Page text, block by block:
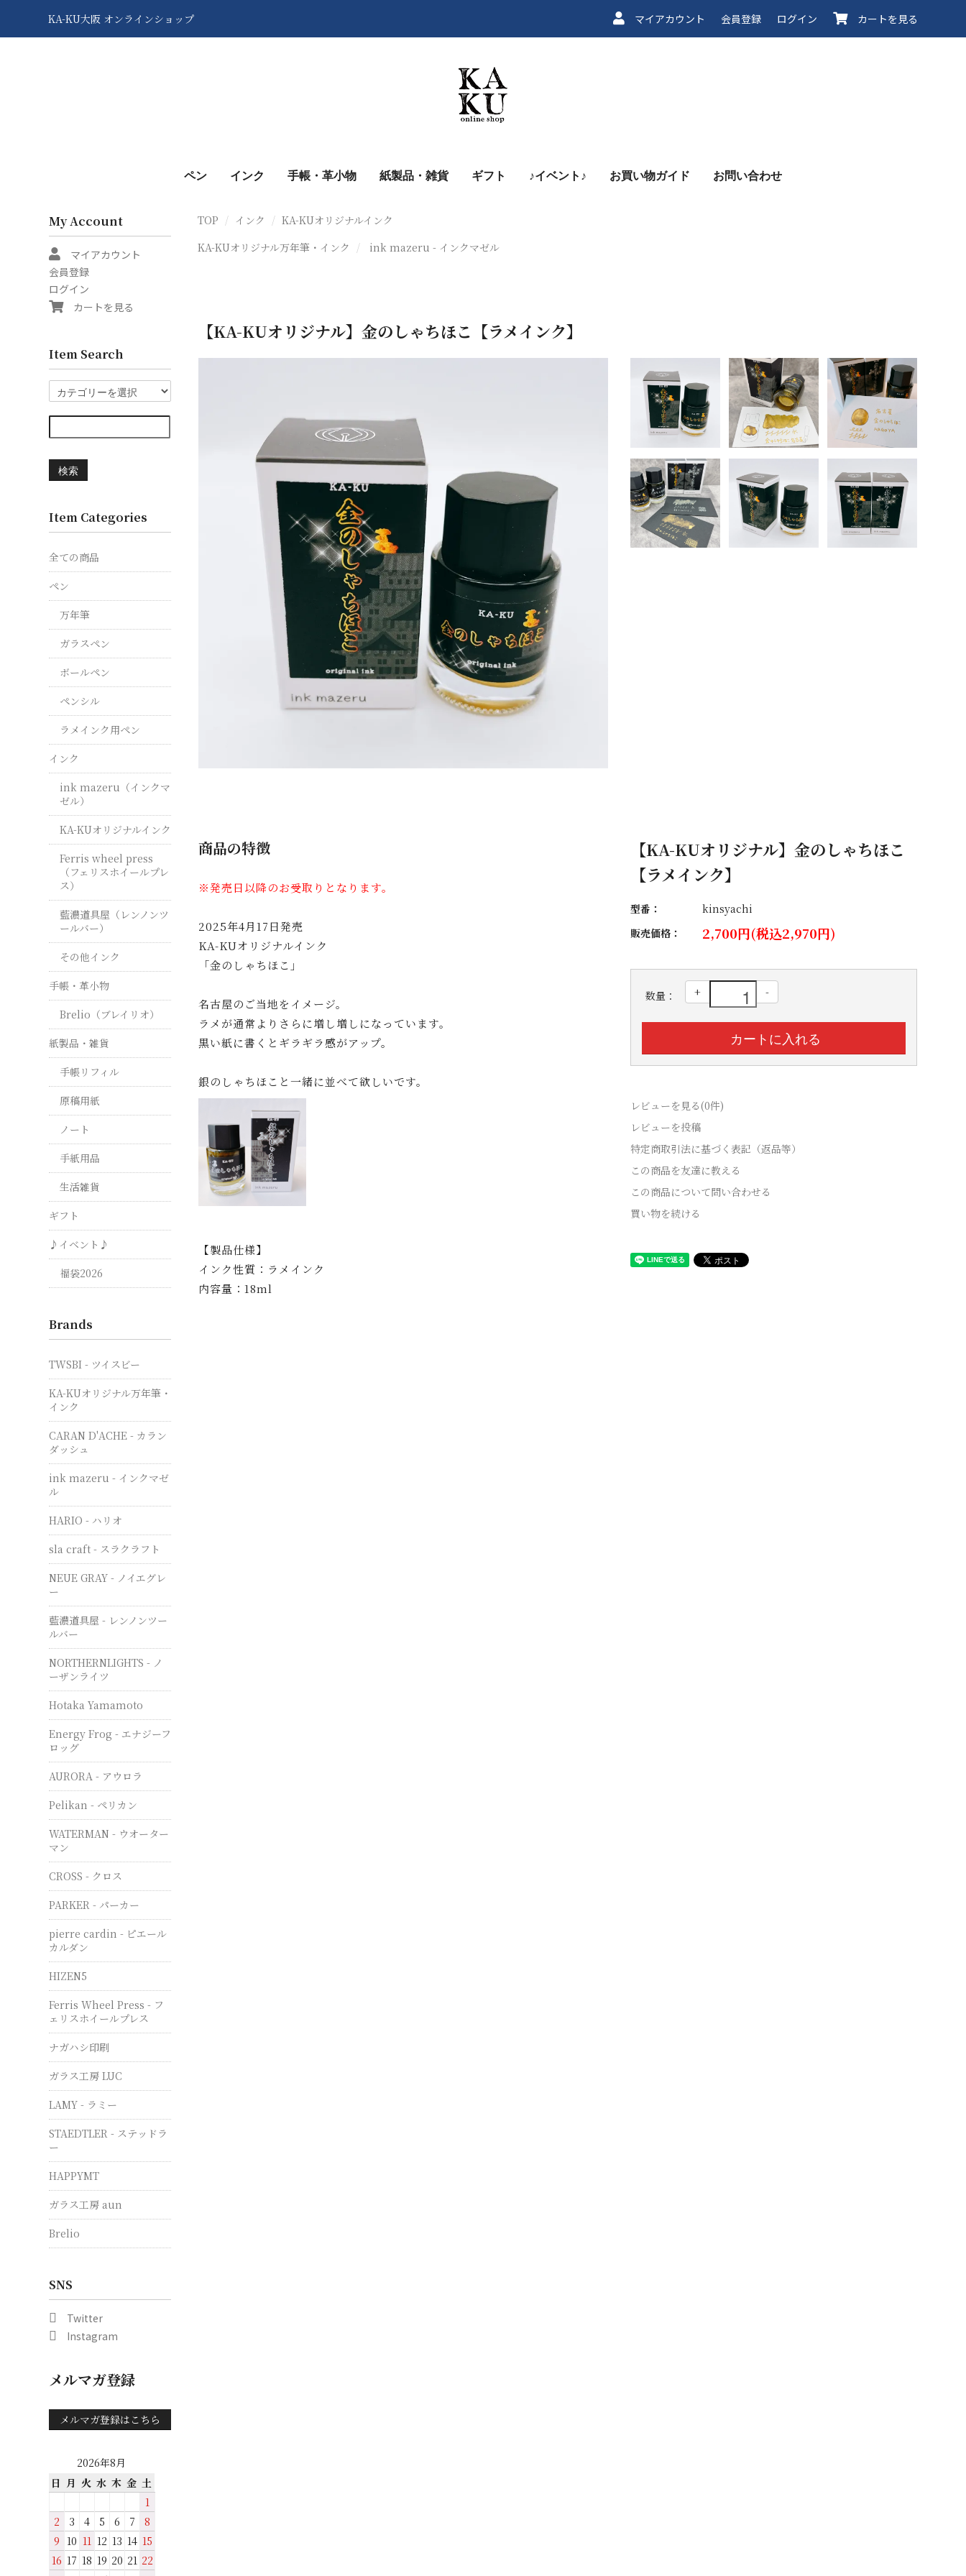
KA-KU大阪 オンラインショップ マイアカウント 会員登録 ログイン カートを見る
ペン インク 手帳・革小物 紙製品・雑貨 ギフト ♪イベント♪ お買い物ガイド お問い合わせ
TOP インク
KA-KUオリジナルインク
KA-KUオリジナル万年筆・インク
ink mazeru - インクマゼル
【KA-KUオリジナル】金のしゃちほこ【ラメインク】
商品の特徴
※発売日以降のお受取りとなります。
2025年4月17日発売
KA-KUオリジナルインク
「金のしゃちほこ」
名古屋のご当地をイメージ。
ラメが通常よりさらに増し増しになっています。
黒い紙に書くとギラギラ感がアップ。
銀のしゃちほこと一緒に並べて欲しいです。
【製品仕様】
インク性質：ラメインク
内容量：18ml
【KA-KUオリジナル】金のしゃちほこ
【ラメインク】
型番：
kinsyachi
販売価格：
2,700円(税込2,970円)
数量： + -
レビューを見る(0件)
レビューを投稿
特定商取引法に基づく表記（返品等）
この商品を友達に教える
この商品について問い合わせる
買い物を続ける
My Account
マイアカウント
会員登録
ログイン
カートを見る
Item Search
検索
Item Categories
全ての商品
ペン
万年筆
ガラスペン
ボールペン
ペンシル
ラメインク用ペン
インク
ink mazeru（インクマ
ゼル）
KA-KUオリジナルインク
Ferris wheel press
（フェリスホイールプレ
ス）
藍濃道具屋（レンノンツ
ールバー）
その他インク
手帳・革小物
Brelio（ブレイリオ）
紙製品・雑貨
手帳リフィル
原稿用紙
ノート
手紙用品
生活雑貨
ギフト
♪イベント♪
福袋2026
Brands
TWSBI - ツイスビー
KA-KUオリジナル万年筆・
インク
CARAN D'ACHE - カラン
ダッシュ
ink mazeru - インクマゼ
ル
HARIO - ハリオ
sla craft - スラクラフト
NEUE GRAY - ノイエグレ
ー
藍濃道具屋 - レンノンツー
ルバー
NORTHERNLIGHTS - ノ
ーザンライツ
Hotaka Yamamoto
Energy Frog - エナジーフ
ロッグ
AURORA - アウロラ
Pelikan - ペリカン
WATERMAN - ウオーター
マン
CROSS - クロス
PARKER - パーカー
pierre cardin - ピエール
カルダン
HIZEN5
Ferris Wheel Press - フ
ェリスホイールプレス
ナガハシ印刷
ガラス工房 LUC
LAMY - ラミー
STAEDTLER - ステッドラ
ー
HAPPYMT
ガラス工房 aun
Brelio
SNS
Twitter
Instagram
メルマガ登録
メルマガ登録はこちら
2026年8月
日 月 火 水 木 金 土
1
2
3 4 5 6 7
8
9 10 11 12 13 14 15
16 17 18 19 20 21 22